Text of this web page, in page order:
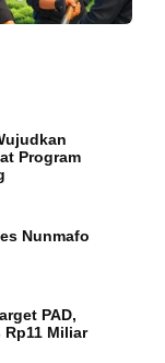
Program
Nunmafo
PAD,
Rp11 Miliar